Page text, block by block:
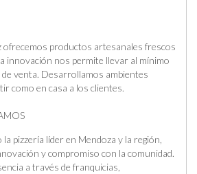
ofrecemos productos artesanales frescos
innovación nos permite llevar al mínimo
venta. Desarrollamos ambientes
como en casa a los clientes.
pizzería líder en Mendoza y la región,
y compromiso con la comunidad.
a través de franquicias,